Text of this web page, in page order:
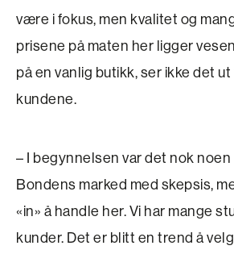
være i fokus, men kvalitet og
prisene på maten her ligger
på en vanlig butikk, ser ikke det
kundene.
– I begynnelsen var det nok noen
Bondens marked med skepsis,
«in» å handle her. Vi har mange
kunder. Det er blitt en trend å